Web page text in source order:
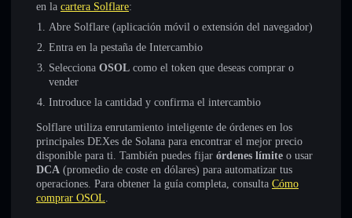
en la cartera Solflare:
Abre Solflare (aplicación móvil o extensión del navegador)
Entra en la pestaña de Intercambio
Selecciona OSOL como el token que deseas comprar o
vender
Introduce la cantidad y confirma el intercambio
Solflare utiliza enrutamiento inteligente de órdenes en los
principales DEXes de Solana para encontrar el mejor precio
disponible para ti. También puedes fijar órdenes límite o usar
DCA (promedio de coste en dólares) para automatizar tus
operaciones. Para obtener la guía completa, consulta Cómo
comprar OSOL.